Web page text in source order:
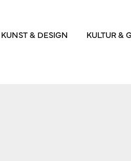
KUNST & DESIGN KULTUR &